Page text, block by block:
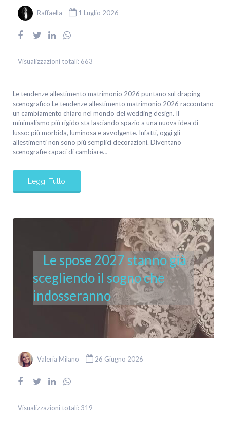
Raffaella 1 Luglio 2026
Visualizzazioni totali: 663
Le tendenze allestimento matrimonio 2026 puntano sul draping
scenografico Le tendenze allestimento matrimonio 2026 raccontano
un cambiamento chiaro nel mondo del wedding design. Il
minimalismo più rigido sta lasciando spazio a una nuova idea di
lusso: più morbida, luminosa e avvolgente. Infatti, oggi gli
allestimenti non sono più semplici decorazioni. Diventano
scenografie capaci di cambiare…
Leggi Tutto
Le spose 2027 stanno già
scegliendo il sogno che
indosseranno
Valeria Milano 26 Giugno 2026
Visualizzazioni totali: 319